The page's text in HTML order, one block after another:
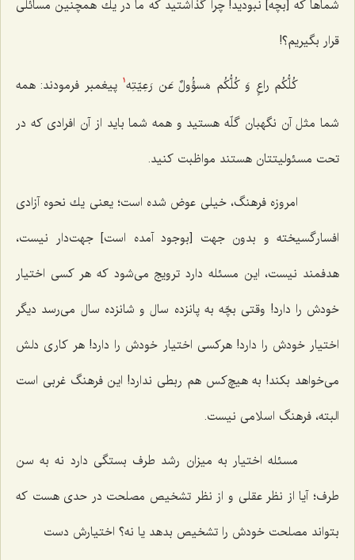
شماها كه [بچه‌] نبودید! چرا گذاشتید كه ما در یك همچنین مسائلی
قرار بگیریم؟!
كُلُّكُم راعٍ وَ كُلُّكُم مَسؤُولٌ عَن رَعِيّتِه‌1
پیغمبر فرمودند: همه
شما مثل آن نگهبان گلّه هستید و همه شما باید از آن افرادی كه در
تحت مسئولیتتان هستند مواظبت كنید.
امروزه فرهنگ، خیلی عوض شده است؛ یعنی یك نحوه آزادی
افسارگسیخته و بدون جهت [بوجود آمده است‌] جهت‌دار نیست،
هدفمند نیست، این مسئله دارد ترویج می‌شود كه هر كسی اختیار
خودش را دارد! وقتی بچّه به پانزده سال و شانزده سال می‌رسد دیگر
اختیار خودش را دارد! هركسی اختیار خودش را دارد! هر كاری دلش
می‌خواهد بكند! به هیچ‌كس هم ربطی ندارد! این فرهنگ غربی است
البته، فرهنگ اسلامی نیست.
مسئله اختيار به ميزان رشد طرف بستگى دارد نه به سن
طرف‌؛ آیا از نظر عقلی و از نظر تشخیص مصلحت در حدی هست كه
بتواند مصلحت خودش را تشخیص بدهد یا نه؟ اختیارش دست‌